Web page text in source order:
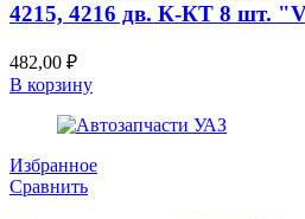
4215, 4216 дв. К-КТ 8 шт.
482,00 ₽
В корзину
Избранное
Сравнить